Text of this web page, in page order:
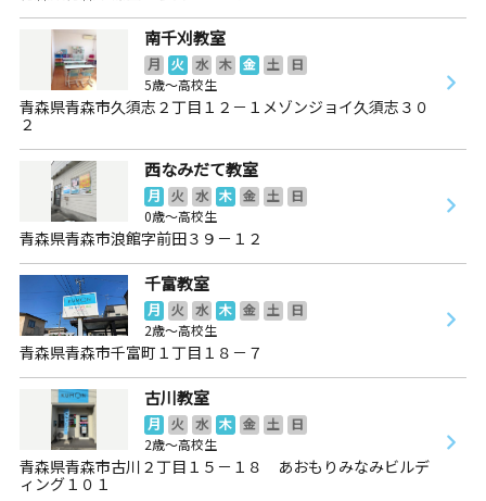
南千刈教室
月 火 水 木 金 土
日
5歳～高校生
青森県青森市久須志２丁目１２－１メゾンジョイ久須志３０
２
西なみだて教室
月 火 水 木 金 土
日
0歳～高校生
青森県青森市浪館字前田３９－１２
千富教室
月 火 水 木 金 土
日
2歳～高校生
青森県青森市千富町１丁目１８－７
古川教室
月 火 水 木 金 土
日
2歳～高校生
青森県青森市古川２丁目１５－１８ あおもりみなみビルデ
ィング１０１